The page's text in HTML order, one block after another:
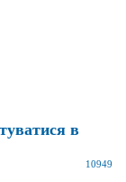
в
10949